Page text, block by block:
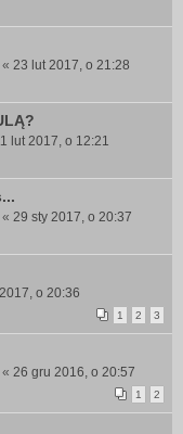
« 23 lut 2017, o 21:28
lut 2017, o 12:21
« 29 sty 2017, o 20:37
o 20:36
1 2 3
« 26 gru 2016, o 20:57
1 2